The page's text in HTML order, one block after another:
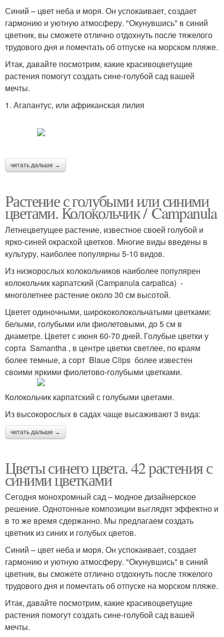
Синий – цвет неба и моря. Он успокаивает, создает
гармонию и уютную атмосферу. "Окунувшись" в синий
цветник, вы сможете отлично отдохнуть после тяжелого
трудового дня и помечтать об отпуске на морском пляже.
Итак, давайте посмотрим, какие красивоцветущие
растения помогут создать сине-голубой сад вашей
мечты.
1. Агапантус, или африканская лилия
читать дальше →
Растение с голубыми или синими
цветами. Колокольчик / Campanula
Летнецветущее растение, известное своей голубой и
ярко-синей окраской цветков. Многие виды введены в
культуру, наиболее популярны 5-10 видов.
Из низкорослых колокольчиков наиболее популярен
колокольчик карпатский (Campanula carpatica) -
многолетнее растение около 30 см высотой.
Цветет одиночными, ширококолокольчатыми цветками:
белыми, голубыми или фиолетовыми, до 5 см в
диаметре. Цветет с июня 60-70 дней. Голубые цветки у
сорта Samantha , в центре цветки светлее, по краям
более темные, а сорт Blaue Clips более известен
своими яркими фиолетово-голубыми цветками.
Колокольчик карпатский с голубыми цветами.
Из высокорослых в садах чаще высаживают 3 вида:
читать дальше →
Цветы синего цвета. 42 растения с
синими цветками
Сегодня монохромный сад – модное дизайнерское
решение. Однотонные композиции выглядят эффектно и
в то же время сдержанно. Мы предлагаем создать
цветник из синих и голубых цветов.
Синий – цвет неба и моря. Он успокаивает, создает
гармонию и уютную атмосферу. "Окунувшись" в синий
цветник, вы сможете отлично отдохнуть после тяжелого
трудового дня и помечтать об отпуске на морском пляже.
Итак, давайте посмотрим, какие красивоцветущие
растения помогут создать сине-голубой сад вашей
мечты.